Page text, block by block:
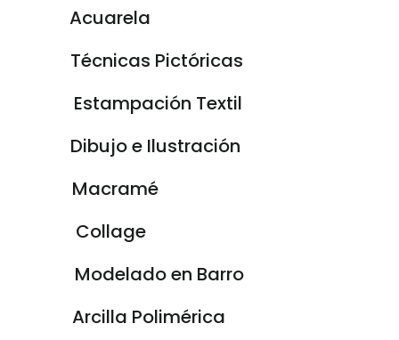
Acuarela
Técnicas Pictóricas
Estampación Textil
Dibujo e Ilustración
Macramé
Collage
Modelado en Barro
Arcilla Polimérica